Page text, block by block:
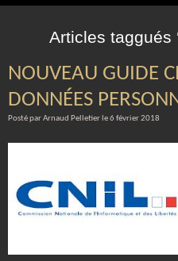
Articles taggués
NOUVEAU GUIDE
DONNÉES
Posté par Arnaud Pelletier le 6 février 2018